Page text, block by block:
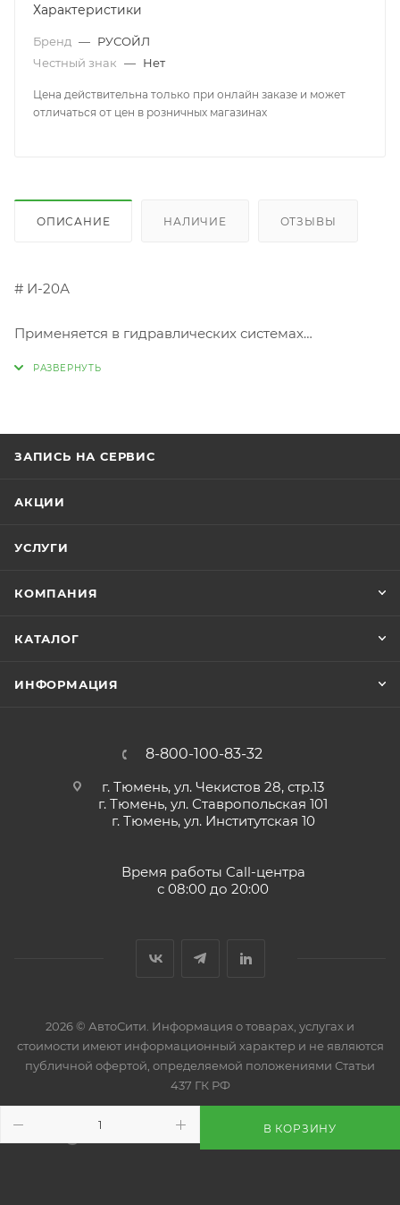
В КОРЗИНУ
Характеристики
Бренд — РУСОЙЛ
Честный знак — Нет
Цена действительна только при онлайн заказе и может
отличаться от цен в розничных магазинах
ОПИСАНИЕ НАЛИЧИЕ ОТЗЫВЫ
# И-20А
Применяется в гидравлических системах
ЗАПИСЬ НА СЕРВИС
АКЦИИ
УСЛУГИ
КОМПАНИЯ
КАТАЛОГ
ИНФОРМАЦИЯ
8-800-100-83-32
г. Тюмень, ул. Чекистов 28, стр.13
г. Тюмень, ул. Ставропольская 101
г. Тюмень, ул. Институтская 10
Время работы Call-центра
с 08:00 до 20:00
2026 © АвтоСити. Информация о товарах, услугах и
стоимости имеют информационный характер и не являются
публичной офертой, определяемой положениями Статьи
437 ГК РФ